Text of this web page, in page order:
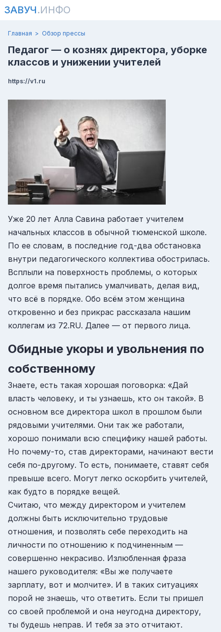
ЗАВУЧ.ИНФО
Главная Обзор прессы
Педагог — о кознях директора, уборке
классов и унижении учителей
https://v1.ru
Уже 20 лет Алла Савина работает учителем
начальных классов в обычной тюменской школе.
По ее словам, в последние год-два обстановка
внутри педагогического коллектива обострилась.
Всплыли на поверхность проблемы, о которых
долгое время пытались умалчивать, делая вид,
что всё в порядке. Обо всём этом женщина
откровенно и без прикрас рассказала нашим
коллегам из 72.RU. Далее — от первого лица.
Обидные укоры и увольнения по
собственному
Знаете, есть такая хорошая поговорка: «Дай
власть человеку, и ты узнаешь, кто он такой». В
основном все директора школ в прошлом были
рядовыми учителями. Они так же работали,
хорошо понимали всю специфику нашей работы.
Но почему-то, став директорами, начинают вести
себя по-другому. То есть, понимаете, ставят себя
превыше всего. Могут легко оскорбить учителей,
как будто в порядке вещей.
Считаю, что между директором и учителем
должны быть исключительно трудовые
отношения, и позволять себе переходить на
личности по отношению к подчиненным —
совершенно некрасиво. Излюбленная фраза
нашего руководителя: «Вы же получаете
зарплату, вот и молчите». И в таких ситуациях
порой не знаешь, что ответить. Если ты пришел
со своей проблемой и она неугодна директору,
ты будешь неправ. И тебя за это отчитают.